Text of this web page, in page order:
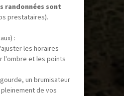
randonnées sont
prestataires).
:
les horaires
l'ombre et les points
un brumisateur
de vos